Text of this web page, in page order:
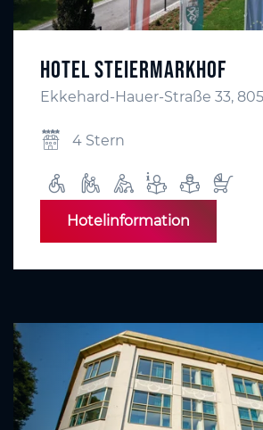
Hotel Steiermarkhof
Ekkehard-Hauer-Straße 33,
4 Stern
Hotelinformation